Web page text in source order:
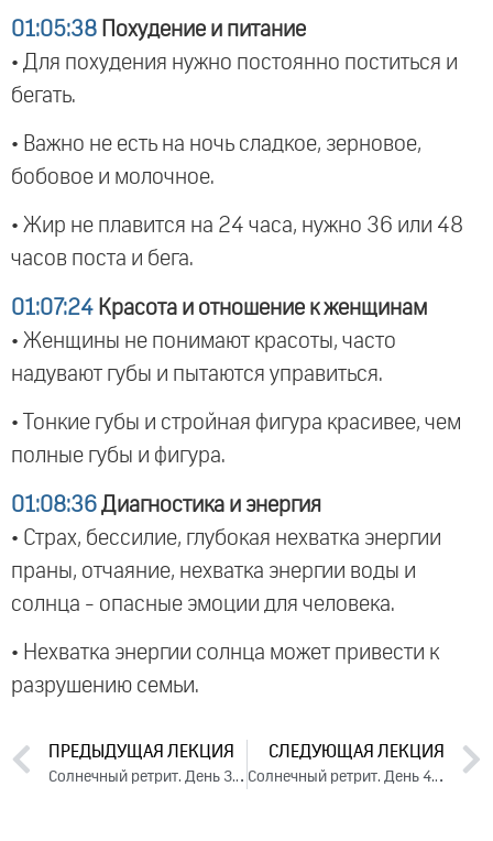
01:05:38 Похудение и питание
• Для похудения нужно постоянно поститься и
бегать.
• Важно не есть на ночь сладкое, зерновое,
бобовое и молочное.
• Жир не плавится на 24 часа, нужно 36 или 48
часов поста и бега.
01:07:24 Красота и отношение к женщинам
• Женщины не понимают красоты, часто
надувают губы и пытаются управиться.
• Тонкие губы и стройная фигура красивее, чем
полные губы и фигура.
01:08:36 Диагностика и энергия
• Страх, бессилие, глубокая нехватка энергии
праны, отчаяние, нехватка энергии воды и
солнца - опасные эмоции для человека.
• Нехватка энергии солнца может привести к
разрушению семьи.
ПРЕДЫДУЩАЯ ЛЕКЦИЯ
Солнечный ретрит. День 3. Часть 3 (2024)
СЛЕДУЮЩАЯ ЛЕКЦИЯ
Солнечный ретрит. День 4. Часть 2 (2024)